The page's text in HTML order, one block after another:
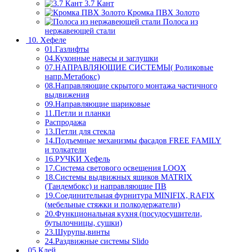
3.7 Кант
Кромка ПВХ Золото
Полоса из
нержавеющей стали
10. Хефеле
01.Газлифты
04.Кухонные навесы и заглушки
07.НАПРАВЛЯЮЩИЕ СИСТЕМЫ( Роликовые
напр.Метабокс)
08.Направляющие скрытого монтажа частичного
выдвижения
09.Направляющие шариковые
11.Петли и планки
Распродажа
13.Петли для стекла
14.Подъемные механизмы фасадов FREE FAMILY
и толкатели
16.РУЧКИ Хефель
17.Система светового освещения LOOX
18.Системы выдвижных ящиков MATRIX
(Тандембокс) и направляющие ПВ
19.Соединительная фурнитура MINIFIX, RAFIX
(мебельные стяжки и полкодержатели)
20.Функциональная кухня (посудосушители,
бутылочницы, сушки)
23.Шурупы,винты
24.Раздвижные системы Slido